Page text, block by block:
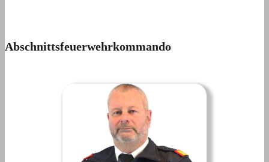
Abschnittsfeuerwehrkommando